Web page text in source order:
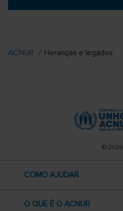
ACNUR Heranças e legados
© 2026
COMO AJUDAR
O QUE É O ACNUR